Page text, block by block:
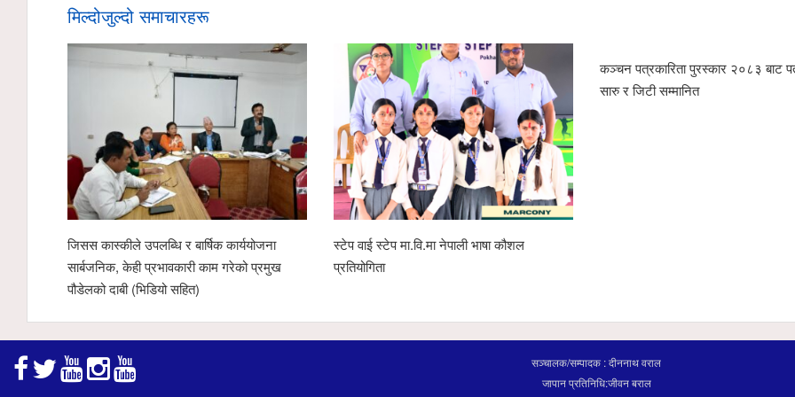
मिल्दोजुल्दो समाचारहरू
जिसस कास्कीले उपलब्धि र बार्षिक कार्ययोजना
सार्बजनिक, केही प्रभावकारी काम गरेको प्रमुख
पौडेलको दाबी (भिडियो सहित)
स्टेप वाई स्टेप मा.वि.मा नेपाली भाषा कौशल
प्रतियोगिता
कञ्चन पत्रकारिता पुरस्कार २०८३ बाट
सारु र जिटी सम्मानित
सञ्चालक/सम्पादक : दीननाथ वराल
जापान प्रतिनिधि:जीवन बराल